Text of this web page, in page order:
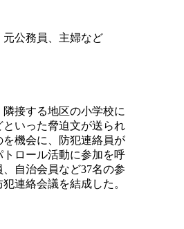
公務員、主婦など
接する地区の小学校に
といった脅迫文が送られ
を機会に、防犯連絡員が
ロール活動に参加を呼
自治会員など37名の参
連絡会議を結成した。